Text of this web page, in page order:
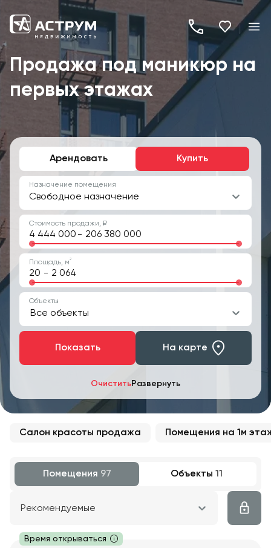
+7
(495)
260-
19-
Продажа под маникюр на
первых этажах
Арендовать Купить
ОчиститьРазвернуть
Назначение помещения
Свободное назначение
Стоимость продажи, ₽
-
Площадь, м2
-
Объекты
Все объекты
Показать На карте
Салон красоты продажа Помещения на 1м
Помещения 97 Объекты 11
Рекомендуемые
Время открываться